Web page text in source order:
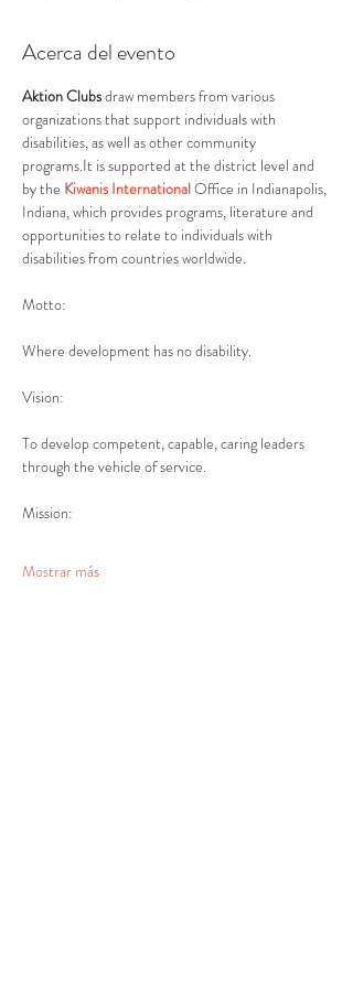
Acerca del evento
Aktion Clubs draw members from various
organizations that support individuals with
disabilities, as well as other community
programs.It is supported at the district level and
by the Kiwanis International Office in Indianapolis,
Indiana, which provides programs, literature and
opportunities to relate to individuals with
disabilities from countries worldwide.
Where development has no disability.
To develop competent, capable, caring leaders
through the vehicle of service.
Mostrar más